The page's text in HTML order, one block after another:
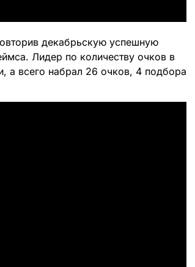
декабрьскую успешную
Лидер по количеству очков в
а всего набрал 26 очков, 4 подбора